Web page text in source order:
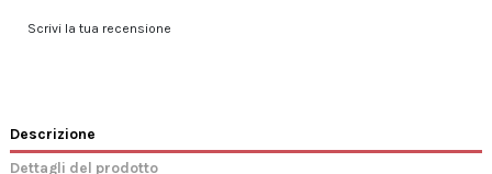
Scrivi la tua recensione
Descrizione
Dettagli del prodotto